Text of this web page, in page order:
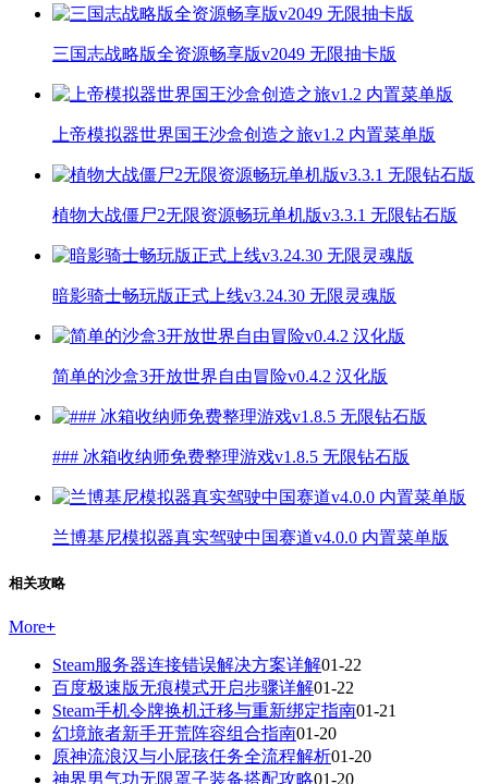
三国志战略版全资源畅享版v2049 无限抽卡版
上帝模拟器世界国王沙盒创造之旅v1.2 内置菜单版
植物大战僵尸2无限资源畅玩单机版v3.3.1 无限钻石版
暗影骑士畅玩版正式上线v3.24.30 无限灵魂版
简单的沙盒3开放世界自由冒险v0.4.2 汉化版
### 冰箱收纳师免费整理游戏v1.8.5 无限钻石版
兰博基尼模拟器真实驾驶中国赛道v4.0.0 内置菜单版
相关攻略
More+
Steam服务器连接错误解决方案详解01-22
百度极速版无痕模式开启步骤详解01-22
Steam手机令牌换机迁移与重新绑定指南01-21
幻境旅者新手开荒阵容组合指南01-20
原神流浪汉与小屁孩任务全流程解析01-20
神界男气功无限罩子装备搭配攻略01-20